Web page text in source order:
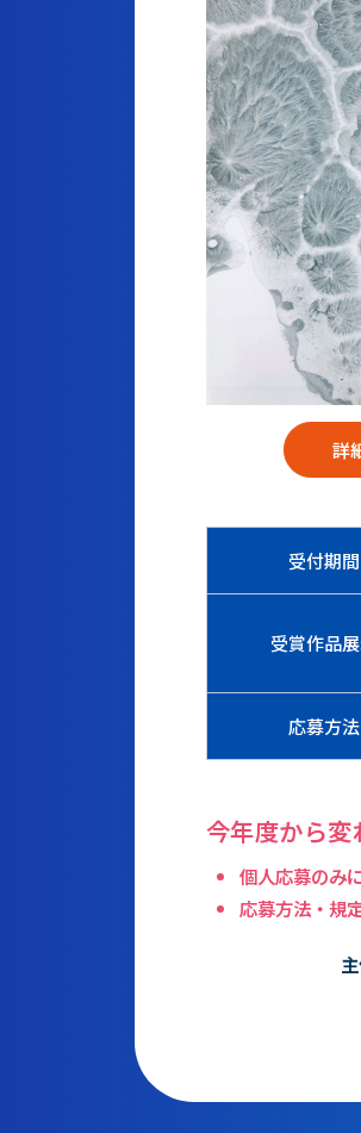
詳
受付期間
受賞作品
応募方法
今年度から変
個人応募のみ
応募方法・規